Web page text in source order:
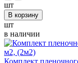
шт
В корзину
шт
в наличии